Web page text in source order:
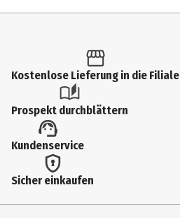
Produkttyp
Sammelkarten
Altersempfehlung ab
6 Jahre
Artikelnummer des Herstellers
Kostenlose Lieferung in die Filiale
Prospekt durchblättern
Kundenservice
Sicher einkaufen